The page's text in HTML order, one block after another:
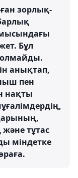
зорлық-
Бұл
анықтап,
пен
нақты
және тұтас
міндетке